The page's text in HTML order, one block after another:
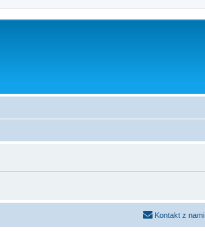
Kontakt z nami